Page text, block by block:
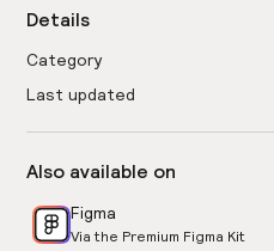
Details
Category
Last updated
Also available on
Figma
Via the Premium Figma Kit